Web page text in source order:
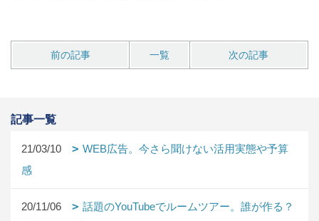
前の記事 一覧 次の記事
記事一覧
21/03/10
WEB広告。今さら聞けない活用実態や予算
感
20/11/06
話題のYouTubeでルームツアー。誰が作る？